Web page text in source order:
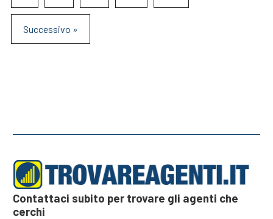
Successivo »
Contattaci subito per trovare gli agenti che
cerchi